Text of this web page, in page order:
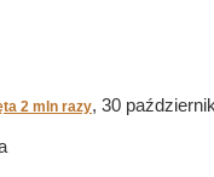
2 mln razy, 30